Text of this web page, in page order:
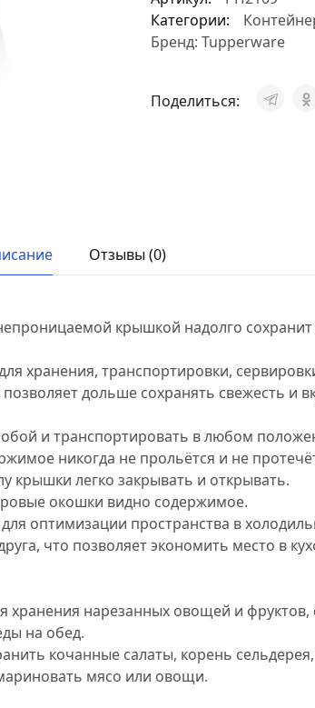
Категории:
Бренд: Tupperware
Поделиться:
Отзывы (0)
крышкой надолго сохранит
хранения, транспортировки,
дольше сохранять свежесть и
и транспортировать в любом
никогда не прольётся и не
крышки легко закрывать и открывать.
окошки видно содержимое.
оптимизации пространства в
что позволяет экономить место в
хранения нарезанных овощей и фруктов,
на обед.
кочанные салаты, корень
мясо или овощи.